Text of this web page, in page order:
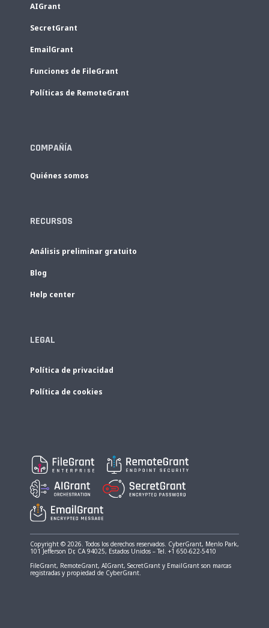
AIGrant
SecretGrant
EmailGrant
Funciones de FileGrant
Políticas de RemoteGrant
COMPAÑÍA
Quiénes somos
RECURSOS
Análisis preliminar gratuito
Blog
Help center
LEGAL
Política de privacidad
Política de cookies
Copyright © 2026. Todos los derechos reservados. CyberGrant, Menlo Park,
101 Jefferson Dr, CA 94025, Estados Unidos – Tel. +1 650-622-5410
FileGrant, RemoteGrant, AIGrant, SecretGrant y EmailGrant son marcas
registradas y propiedad de CyberGrant.